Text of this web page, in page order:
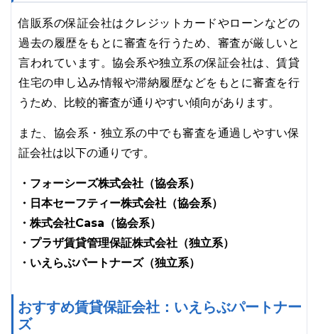
信販系の保証会社はクレジットカードやローンなどの
過去の履歴をもとに審査を行うため、審査が厳しいと
言われています。協会系や独立系の保証会社は、賃貸
住宅の申し込み情報や滞納履歴などをもとに審査を行
うため、比較的審査が通りやすい傾向があります。
また、協会系・独立系の中でも審査を通過しやすい保
証会社は以下の通りです。
・フォーシーズ株式会社（協会系）
・日本セーフティー株式会社（協会系）
・株式会社Casa（協会系）
・プラザ賃貸管理保証株式会社（独立系）
・いえらぶパートナーズ（独立系）
おすすめ賃貸保証会社：いえらぶパートナー
ズ